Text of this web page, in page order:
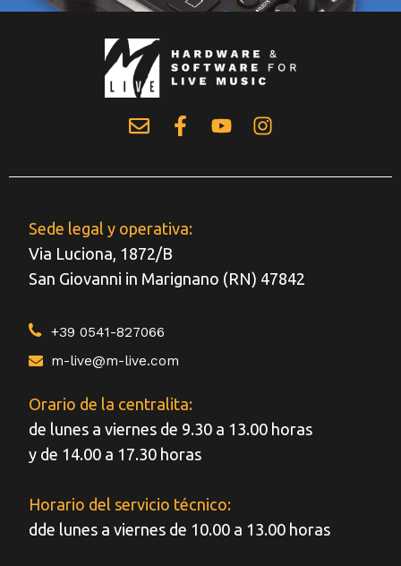
Sede legal y operativa:
Via Luciona, 1872/B
San Giovanni in Marignano (RN) 47842
+39 0541-827066
m-live@m-live.com
Orario de la centralita:
de lunes a viernes de 9.30 a 13.00 horas
y de 14.00 a 17.30 horas
Horario del servicio técnico:
dde lunes a viernes de 10.00 a 13.00 horas